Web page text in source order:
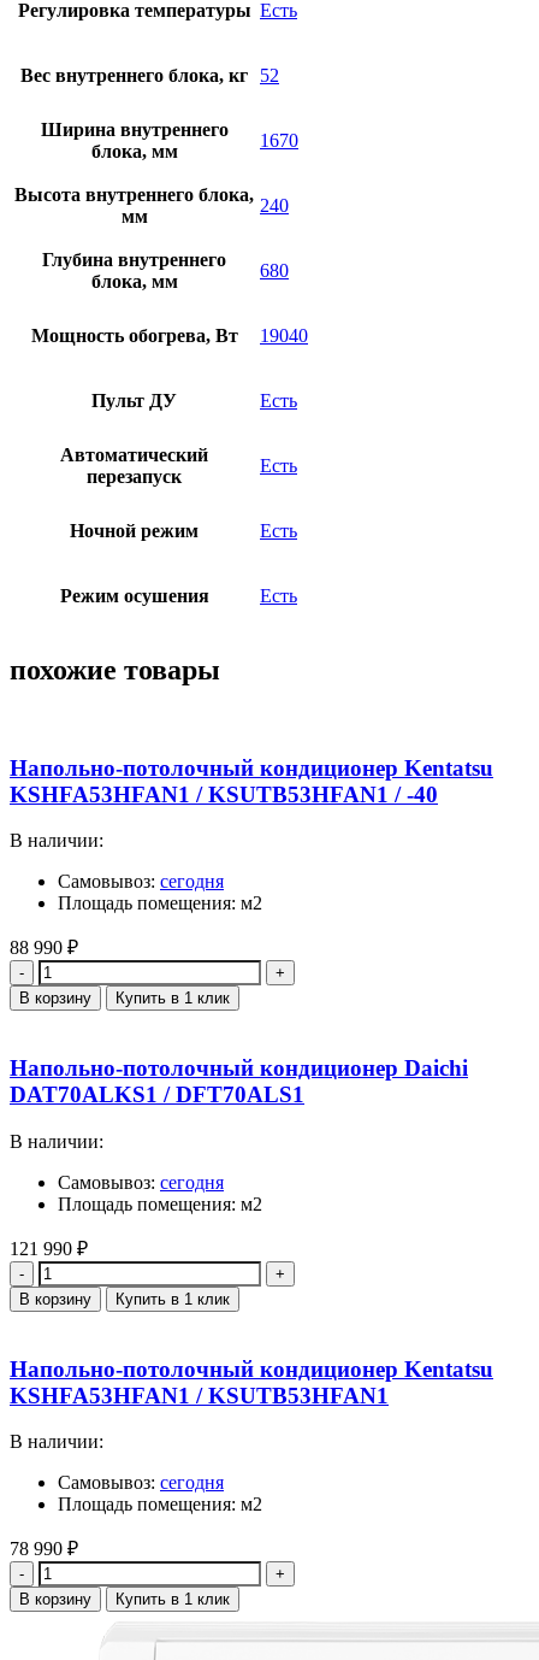
Регулировка температуры Есть
Вес внутреннего блока, кг 52
Ширина внутреннего
блока, мм
1670
Высота внутреннего блока,
мм
240
Глубина внутреннего
блока, мм
680
Мощность обогрева, Вт 19040
Пульт ДУ Есть
Автоматический
перезапуск
Есть
Ночной режим Есть
Режим осушения Есть
похожие товары
Напольно-потолочный кондиционер Kentatsu
KSHFA53HFAN1 / KSUTB53HFAN1 / -40
В наличии:
Самовывоз: сегодня
Площадь помещения: м2
88 990 ₽
Количество
В корзину Купить в 1 клик
Напольно-потолочный кондиционер Daichi
DAT70ALKS1 / DFT70ALS1
В наличии:
Самовывоз: сегодня
Площадь помещения: м2
121 990 ₽
Количество
В корзину Купить в 1 клик
Напольно-потолочный кондиционер Kentatsu
KSHFA53HFAN1 / KSUTB53HFAN1
В наличии:
Самовывоз: сегодня
Площадь помещения: м2
78 990 ₽
Количество
В корзину Купить в 1 клик